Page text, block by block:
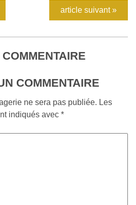
article suivant »
COMMENTAIRE
ne sera pas publiée. Les
indiqués avec *